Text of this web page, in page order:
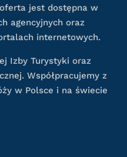
jest dostępna w
agencyjnych oraz
internetowych.
Izby Turystyki oraz
Współpracujemy z
w Polsce i na świecie